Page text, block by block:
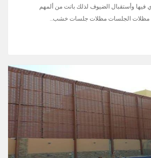
فيها وأستقبال الضيوف لذلك باتت من ألمهم
مظلات الجلسات مظلات جلسات خشب…